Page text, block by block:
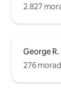
2.827
George
276